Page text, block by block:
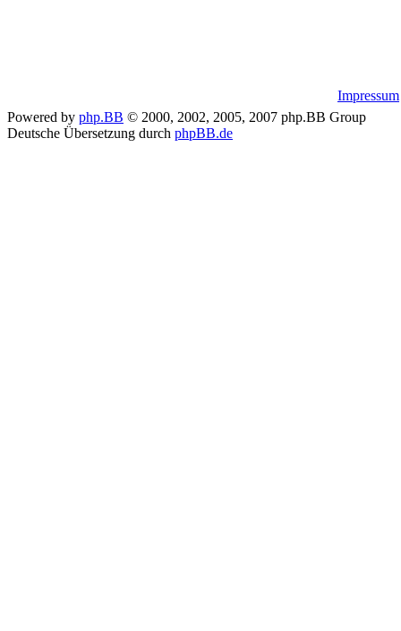
Impressum
Powered by php.BB © 2000, 2002, 2005, 2007 php.BB Group
Deutsche Übersetzung durch phpBB.de